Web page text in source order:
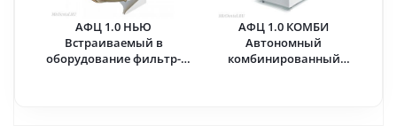
АФЦ 1.0 НЬЮ
Встраиваемый в
оборудование фильтр-
АФЦ 1.0 КОМБИ
Автономный
комбинированный